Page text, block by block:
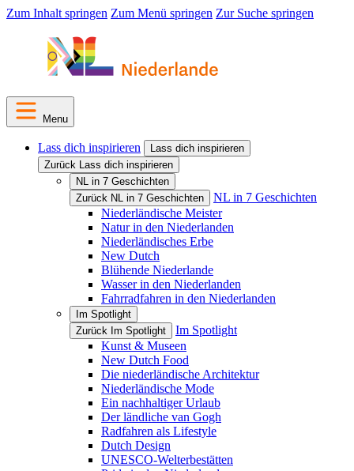
Zum Inhalt springen Zum Menü springen Zur Suche springen
Menu
Lass dich inspirieren
Lass dich inspirieren
Zurück Lass dich inspirieren
NL in 7 Geschichten
Zurück NL in 7 Geschichten
NL in 7 Geschichten
Niederländische Meister
Natur in den Niederlanden
Niederländisches Erbe
New Dutch
Blühende Niederlande
Wasser in den Niederlanden
Fahrradfahren in den Niederlanden
Im Spotlight
Zurück Im Spotlight
Im Spotlight
Kunst & Museen
New Dutch Food
Die niederländische Architektur
Niederländische Mode
Ein nachhaltiger Urlaub
Der ländliche van Gogh
Radfahren als Lifestyle
Dutch Design
UNESCO-Welterbestätten